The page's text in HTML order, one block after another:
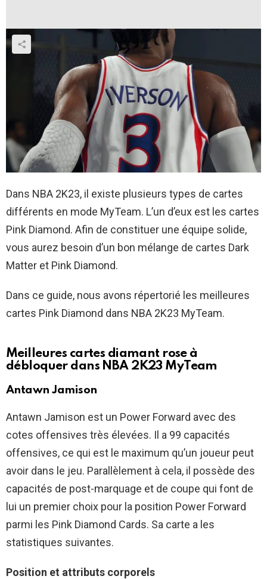
Dans NBA 2K23, il existe plusieurs types de cartes
différents en mode MyTeam. L’un d’eux est les cartes
Pink Diamond. Afin de constituer une équipe solide,
vous aurez besoin d’un bon mélange de cartes Dark
Matter et Pink Diamond.
Dans ce guide, nous avons répertorié les meilleures
cartes Pink Diamond dans NBA 2K23 MyTeam.
Meilleures cartes diamant rose à
débloquer dans NBA 2K23 MyTeam
Antawn Jamison
Antawn Jamison est un Power Forward avec des
cotes offensives très élevées. Il a 99 capacités
offensives, ce qui est le maximum qu’un joueur peut
avoir dans le jeu. Parallèlement à cela, il possède des
capacités de post-marquage et de coupe qui font de
lui un premier choix pour la position Power Forward
parmi les Pink Diamond Cards. Sa carte a les
statistiques suivantes.
Position et attributs corporels